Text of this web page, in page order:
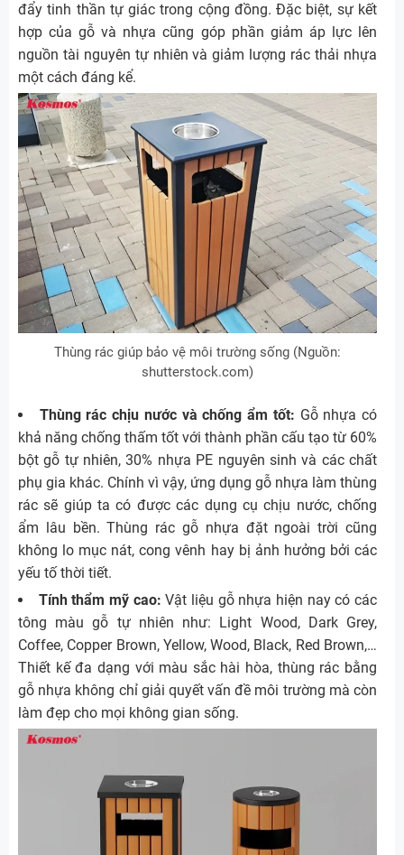
đẩy tinh thần tự giác trong cộng đồng. Đặc biệt, sự kết
hợp của gỗ và nhựa cũng góp phần giảm áp lực lên
nguồn tài nguyên tự nhiên và giảm lượng rác thải nhựa
một cách đáng kể.
Thùng rác giúp bảo vệ môi trường sống (Nguồn:
shutterstock.com)
Thùng rác chịu nước và chống ẩm tốt: Gỗ nhựa có
khả năng chống thấm tốt với thành phần cấu tạo từ 60%
bột gỗ tự nhiên, 30% nhựa PE nguyên sinh và các chất
phụ gia khác. Chính vì vậy, ứng dụng gỗ nhựa làm thùng
rác sẽ giúp ta có được các dụng cụ chịu nước, chống
ẩm lâu bền. Thùng rác gỗ nhựa đặt ngoài trời cũng
không lo mục nát, cong vênh hay bị ảnh hưởng bởi các
yếu tố thời tiết.
Tính thẩm mỹ cao: Vật liệu gỗ nhựa hiện nay có các
tông màu gỗ tự nhiên như: Light Wood, Dark Grey,
Coffee, Copper Brown, Yellow, Wood, Black, Red Brown,…
Thiết kế đa dạng với màu sắc hài hòa, thùng rác bằng
gỗ nhựa không chỉ giải quyết vấn đề môi trường mà còn
làm đẹp cho mọi không gian sống.